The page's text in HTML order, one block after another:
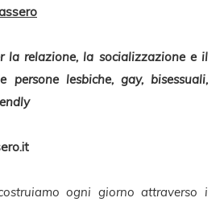
la relazione, la socializzazione e il
persone lesbiche, gay, bisessuali,
ogni giorno attraverso i